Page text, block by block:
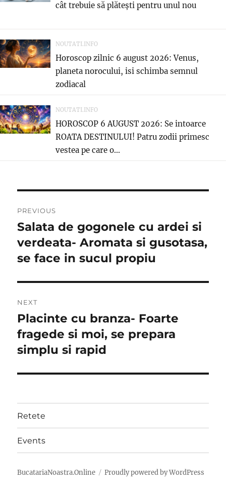
cât trebuie să plătești pentru unul nou
NOUTATI.INFO
Horoscop zilnic 6 august 2026: Venus,
planeta norocului, isi schimba semnul
zodiacal
NOUTATI.INFO
HOROSCOP 6 AUGUST 2026: Se intoarce
ROATA DESTINULUI! Patru zodii primesc
vestea pe care o...
navigation
PREVIOUS
Previous
post:
Salata de gogonele cu ardei si
verdeata- Aromata si gusotasa,
se face in sucul propiu
NEXT
Next
post:
Placinte cu branza- Foarte
fragede si moi, se prepara
simplu si rapid
Retete
Events
BucatariaNoastra.Online Proudly powered by WordPress